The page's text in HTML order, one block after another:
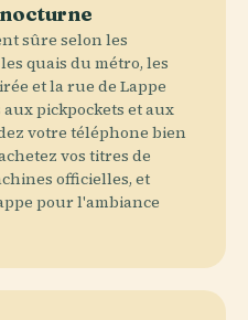
sûre selon les
quais du métro, les
et la rue de Lappe
pickpockets et aux
votre téléphone bien
vos titres de
officielles, et
pour l'ambiance